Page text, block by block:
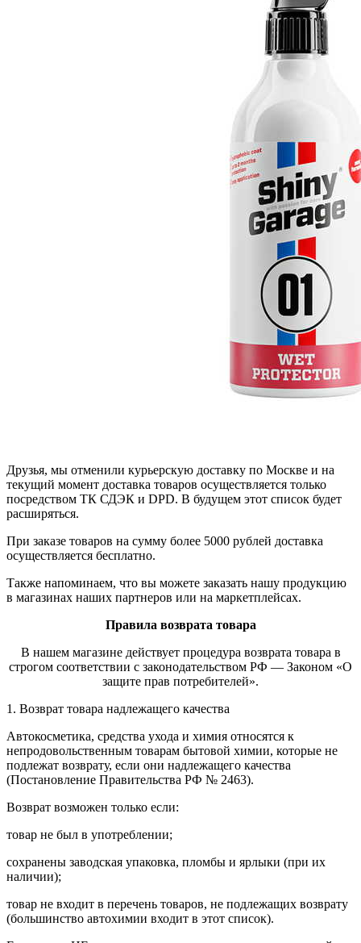
Друзья, мы отменили курьерскую доставку по Москве и на
текущий момент доставка товаров осуществляется только
посредством ТК СДЭК и DPD. В будущем этот список будет
расширяться.
При заказе товаров на сумму более 5000 рублей доставка
осуществляется бесплатно.
Также напоминаем, что вы можете заказать нашу продукцию
в магазинах наших партнеров или на маркетплейсах.
Правила возврата товара
В нашем магазине действует процедура возврата товара в
строгом соответствии с законодательством РФ — Законом «О
защите прав потребителей».
1. Возврат товара надлежащего качества
Автокосметика, средства ухода и химия относятся к
непродовольственным товарам бытовой химии, которые не
подлежат возврату, если они надлежащего качества
(Постановление Правительства РФ № 2463).
Возврат возможен только если:
товар не был в употреблении;
сохранены заводская упаковка, пломбы и ярлыки (при их
наличии);
товар не входит в перечень товаров, не подлежащих возврату
(большинство автохимии входит в этот список).